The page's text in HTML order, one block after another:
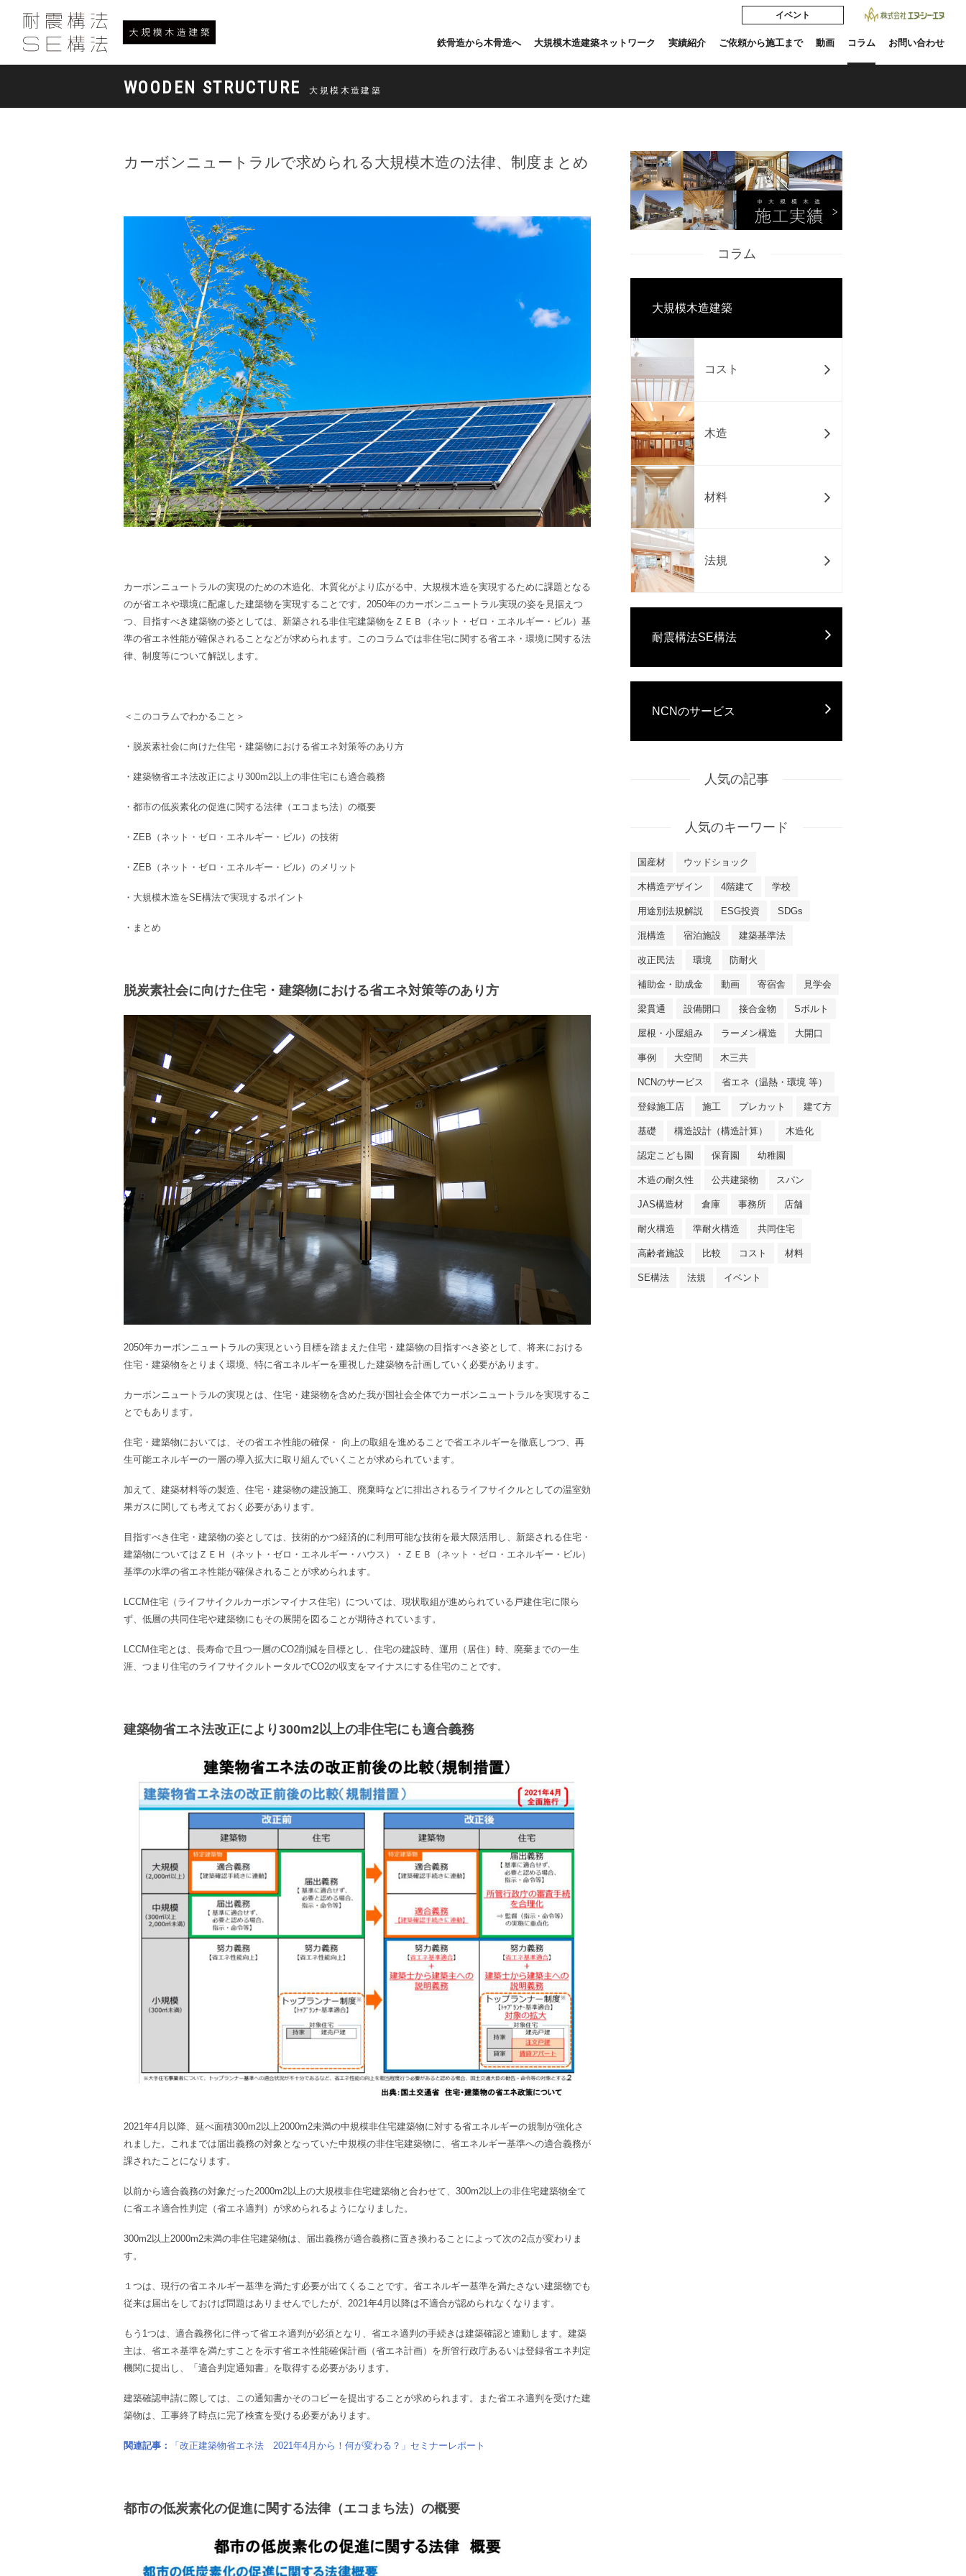
イベント
鉄骨造から木骨造へ 大規模木造建築ネットワーク 実績紹介 ご依頼から施工まで 動画 コラム お問い合わせ
WOODEN STRUCTURE 大規模木造建築
カーボンニュートラルで求められる大規模木造の法律、制度まとめ
カーボンニュートラルの実現のための木造化、木質化がより広がる中、大規模木造を実現するために課題となる
のが省エネや環境に配慮した建築物を実現することです。 2050年のカーボンニュートラル実現の姿を見据えつ
つ、目指すべき建築物の姿としては、新築される非住宅建築物をＺＥＢ（ネット・ゼロ・エネルギー・ビル）基
準の省エネ性能が確保されることなどが求められます。
このコラムでは非住宅に関する省エネ・環境に関する法
律、制度等について解説します。
＜このコラムでわかること＞
・ 脱炭素社会に向けた住宅・建築物における省エネ対策等のあり方
・ 建築物省エネ法改正により​​300m2以上の非住宅にも適合義務
・ 都市の低炭素化の促進に関する法律 （エコまち法）の概要
・ ZEB （ネット・ゼロ・エネルギー・ビル） の技術
・ ZEB （ネット・ゼロ・エネルギー・ビル） のメリット
・ 大規模木造をSE構法で実現するポイント
・まとめ
脱炭素社会に向けた住宅・建築物における省エネ対策等のあり方
2050年カーボンニュートラルの実現という目標を踏まえた住宅・建築物の目指すべき姿として、将来における
住宅・建築物をとりまく環境、特に省エネルギーを重視した建築物を計画していく必要があります。
カーボンニュートラルの実現とは、住宅・建築物を含めた我が国社会全体でカーボンニュートラルを実現するこ
とでもあります。
住宅・建築物においては、その省エネ性能の確保・ 向上の取組を進めることで省エネルギーを徹底しつつ、再
生可能エネルギーの一層の導入拡大に取り組んでいくことが求められています。
加えて、建築材料等の製造、住宅・建築物の建設施工、廃棄時などに排出されるライフサイクルとしての温室効
果ガスに関しても考えておく必要があります。
目指すべき住宅・建築物の姿としては、技術的かつ経済的に利用可能な技術を最大限活用し、新築される住宅・
建築物についてはＺＥＨ（ネット・ゼロ・エネルギー・ハウス）・ＺＥＢ（ネット・ゼロ・エネルギー・ビル）
基準の水準の省エネ性能が確保されることが求められます。
LCCM住宅 （ライフサイクルカーボンマイナス住宅） については、現状取組が進められている戸建住宅に限ら
ず、低層の共同住宅や建築物にもその展開を図ることが期待されています。
LCCM住宅とは、長寿命で且つ一層のCO2削減を目標とし、住宅の建設時、運用（居住）時、廃棄までの一生
涯、つまり住宅のライフサイクルトータルでCO2の収支をマイナスにする住宅のことです。
建築物省エネ法改正により​​300m2以上の非住宅にも適合義務
2021年4月以降、延べ面積300m2以上2000m2未満の中規模非住宅建築物に対する省エネルギーの規制が強化さ
れました。これまでは届出義務の対象となっていた中規模の非住宅建築物に、省エネルギー基準への適合義務が
課されたことになります。
以前から適合義務の対象だった2000m2以上の大規模非住宅建築物と合わせて、300m2以上の非住宅建築物全て
に省エネ適合性判定（省エネ適判）が求められるようになりました。
300m2以上2000m2未満の非住宅建築物は、届出義務が適合義務に置き換わることによって次の2点が変わりま
す。
１つは、現行の省エネルギー基準を満たす必要が出てくることです。省エネルギー基準を満たさない建築物でも
従来は届出をしておけば問題はありませんでしたが、2021年4月以降は不適合が認められなくなります。
もう1つは、適合義務化に伴って省エネ適判が必須となり、省エネ適判の手続きは建築確認と連動します。建築
主は、省エネ基準を満たすことを示す省エネ性能確保計画（省エネ計画）を所管行政庁あるいは登録省エネ判定
機関に提出し、「適合判定通知書」を取得する必要があります。
建築確認申請に際しては、この通知書かそのコピーを提出することが求められます。また省エネ適判を受けた建
築物は、工事終了時点に完了検査を受ける必要があります。
関連記事： 「改正建築物省エネ法 2021年4月から！何が変わる？」セミナーレポート
都市の低炭素化の促進に関する法律（エコまち法）の概要
コラム
大規模木造建築
コスト
木造
材料
法規
耐震構法SE構法
NCNのサービス
人気の記事
人気のキーワード
国産材 ウッドショック
木構造デザイン 4階建て 学校
用途別法規解説 ESG投資 SDGs
混構造 宿泊施設 建築基準法
改正民法 環境 防耐火
補助金・助成金 動画 寄宿舎 見学会
梁貫通 設備開口 接合金物 Sボルト
屋根・小屋組み ラーメン構造 大開口
事例 大空間 木三共
NCNのサービス 省エネ（温熱・環境 等）
登録施工店 施工 プレカット 建て方
基礎 構造設計（構造計算） 木造化
認定こども園 保育園 幼稚園
木造の耐久性 公共建築物 スパン
JAS構造材 倉庫 事務所 店舗
耐火構造 準耐火構造 共同住宅
高齢者施設 比較 コスト 材料
SE構法 法規 イベント